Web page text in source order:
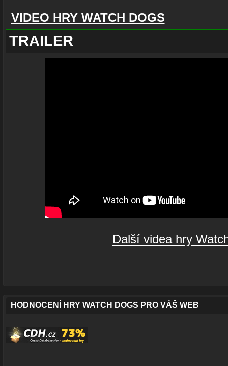
VIDEO HRY WATCH DOGS
TRAILER
Další videa hry
HODNOCENÍ HRY WATCH DOGS PRO VÁŠ WEB